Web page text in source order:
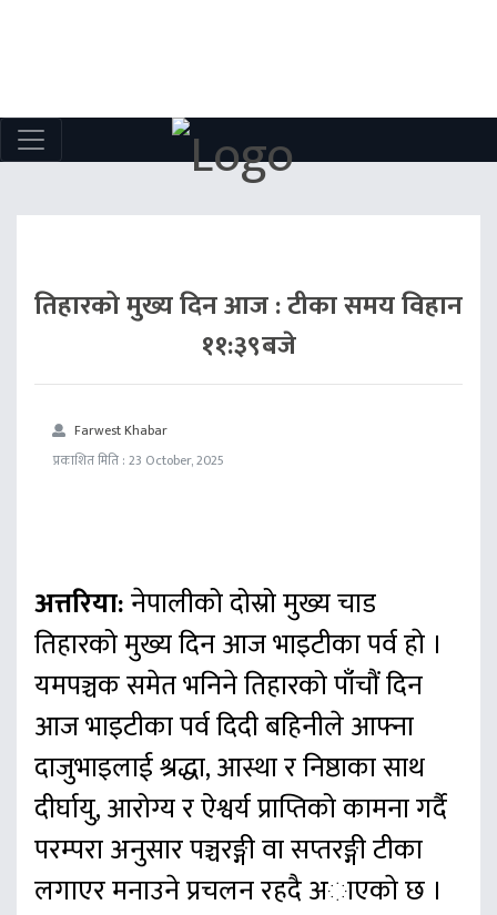
तिहारको मुख्य दिन आज : टीका समय विहान
११:३९बजे
Farwest Khabar
प्रकाशित मिति : 23 October, 2025
अत्तरिया:नेपालीको दोस्रो मुख्य चाड
तिहारको मुख्य दिन आज भाइटीका पर्व हाे ।
यमपञ्चक समेत भनिने तिहारको पाँचौं दिन
आज भाइटीका पर्व दिदी बहिनीले आफ्ना
दाजुभाइलाई श्रद्धा, आस्था र निष्ठाका साथ
दीर्घायु, आरोग्य र ऐश्वर्य प्राप्तिको कामना गर्दै
परम्परा अनुसार पञ्चरङ्गी वा सप्तरङ्गी टीका
लगाएर मनाउने प्रचलन रहदै अाएकाे छ ।